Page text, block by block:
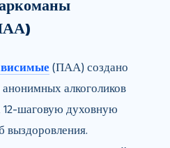
(ПАА) создано
алкоголиков
12-шаговую духовную
выздоровления.